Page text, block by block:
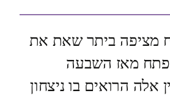
מציפה ביתר שאת את
מאז השבעה
אלה הרואים בו ניצחון